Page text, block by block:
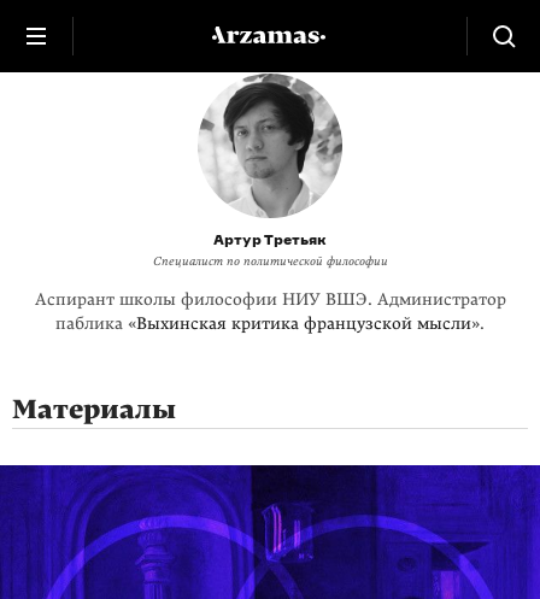
Артур Третьяк
Cпециалист по политической философии
Аспирант школы философии НИУ ВШЭ. Администратор
паблика «Выхинская критика французской мысли».
Материалы